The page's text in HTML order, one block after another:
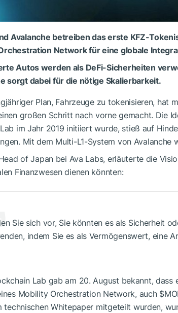
Avalanche betreiben das erste KFZ-
Network für eine globale
Autos werden als DeFi-Sicherheiten
sorgt dabei für die nötige Skalierbarkeit.
Plan, Fahrzeuge zu tokenisieren, hat
großen Schritt nach vorne gemacht. Die
im Jahr 2019 initiiert wurde, stieß auf
Mit dem Multi-L1-System von Avalanche
of Japan bei Ava Labs, erläuterte die
Finanzwesen dienen könnten:
Sie sich vor, Sie könnten es als Sicherheit
indem Sie es als Vermögenswert, eine
Lab gab am 20. August bekannt, dass
Mobility Orchestration Network, auch
technischen Whitepaper mitgeteilt wurden,